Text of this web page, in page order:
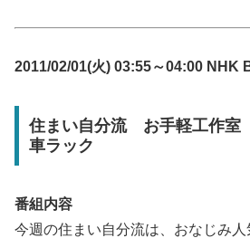
2011/02/01(火) 03:55～04:00 NHK
住まい自分流 お手軽工作室
車ラック
番組内容
今週の住まい自分流は、おなじみ